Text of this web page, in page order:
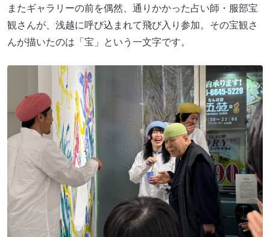
またギャラリーの前を偶然、通りかかった占い師・服部宝
観さんが、浅越に呼び込まれて飛び入り参加。その宝観さ
んが描いたのは「宝」という一文字です。